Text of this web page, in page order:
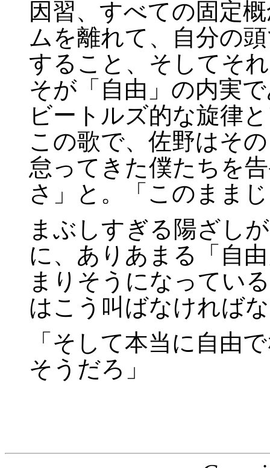
因習、すべての固定
ムを離れて、自分の
すること、そしてそ
そが「自由」の内実
ビートルズ的な旋律
この歌で、佐野はそ
怠ってきた僕たちを
さ」と。「このまま
まぶしすぎる陽ざし
に、ありあまる「自
まりそうになってい
はこう叫ばなければ
「そして本当に自由
そうだろ」